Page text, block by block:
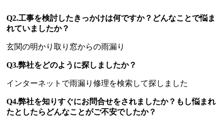
Q2.工事を検討したきっかけは何ですか？どんなことで悩ま
れていましたか？
玄関の明かり取り窓からの雨漏り
Q3.弊社をどのように探しましたか？
インターネットで雨漏り修理を検索して探しました
Q4.弊社を知りすぐにお問合せをされましたか？もし悩まれ
たとしたらどんなことがご不安でしたか？